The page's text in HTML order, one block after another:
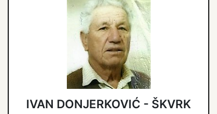
IVAN DONJERKOVIĆ - ŠKVRK